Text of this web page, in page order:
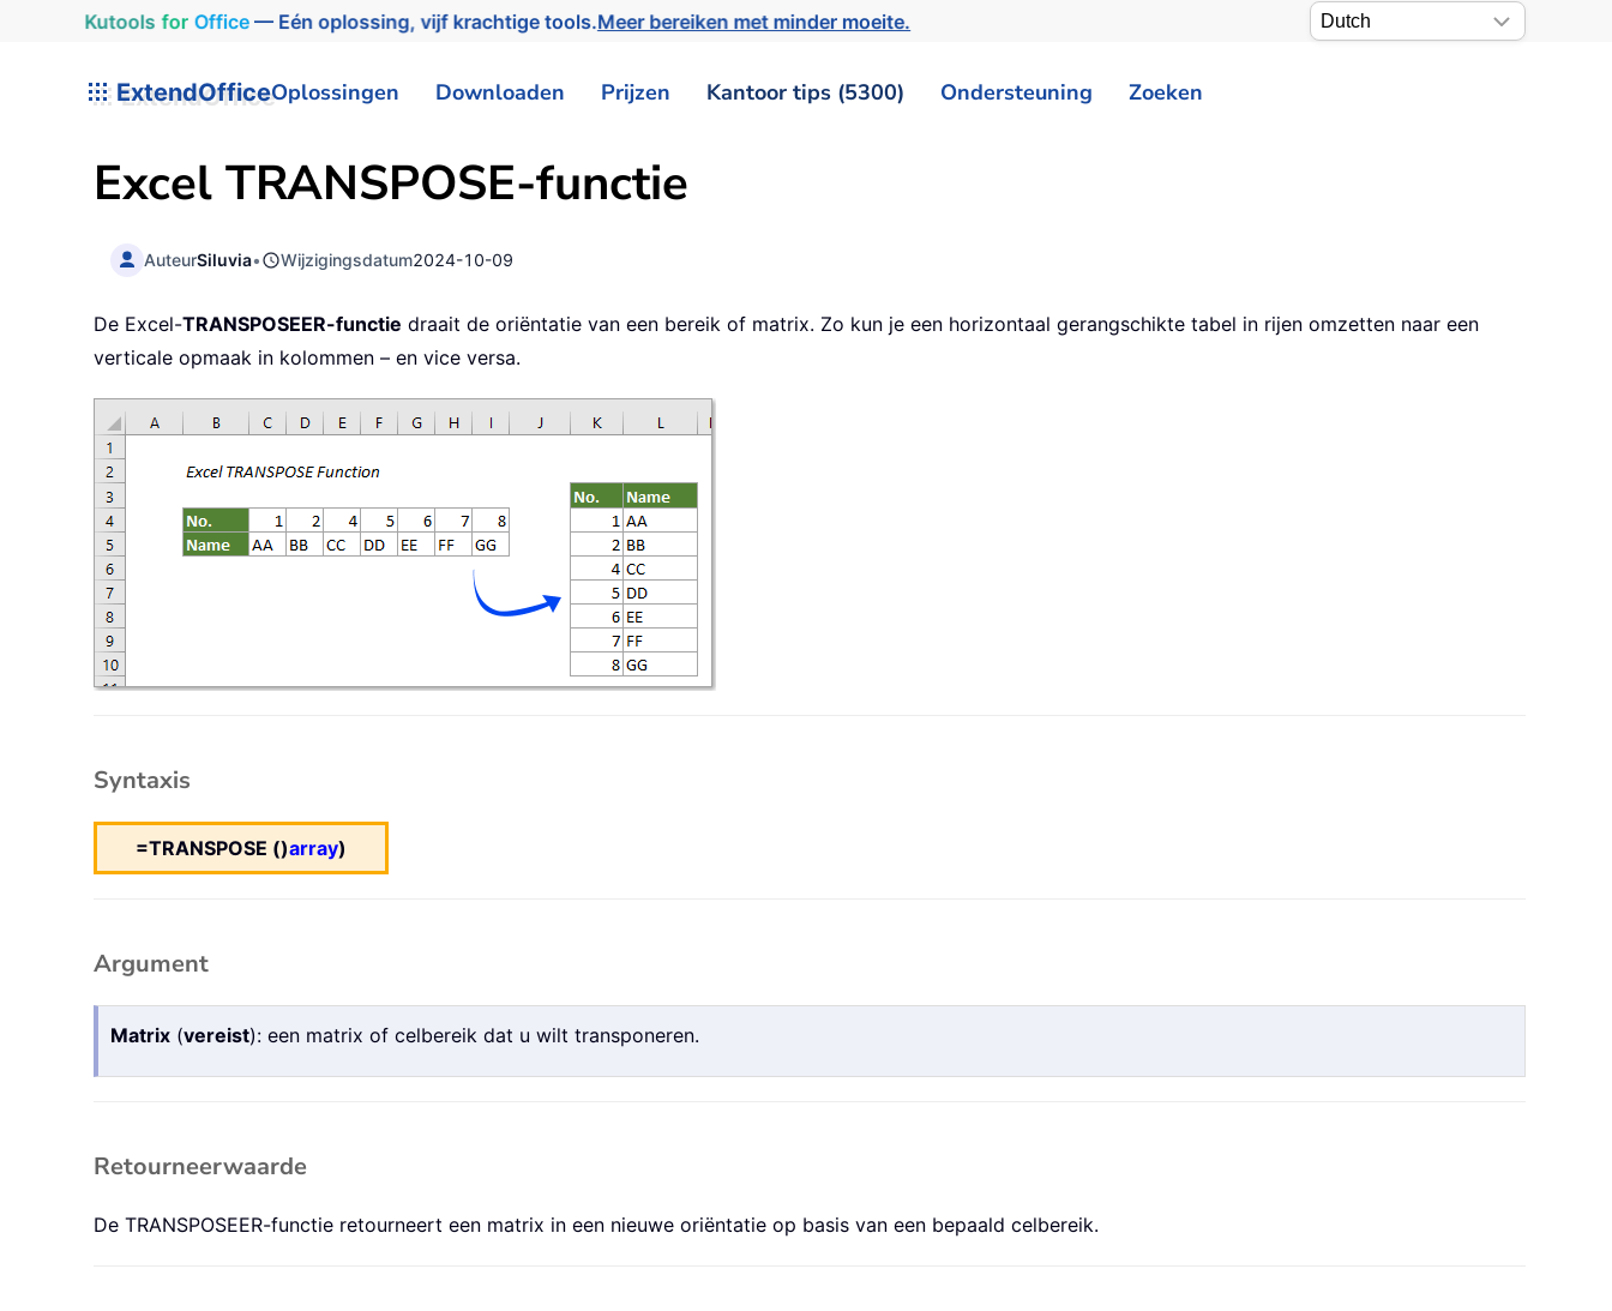
Kutools for Office— Eén oplossing, vijf krachtige tools.Meer bereiken met minder moeite.
ExtendOfficeOplossingen Downloaden Prijzen Kantoor tips (5300) Ondersteuning Zoeken
Excel TRANSPOSE-functie
AuteurSiluvia• Wijzigingsdatum2024-10-09
De Excel-TRANSPOSEER-functie draait de oriëntatie van een bereik of matrix. Zo kun je een horizontaal gerangschikte tabel in rijen omzetten naar een
verticale opmaak in kolommen – en vice versa.
Syntaxis
=TRANSPOSE ()array)
Argument
Matrix (vereist): een matrix of celbereik dat u wilt transponeren.
Retourneerwaarde
De TRANSPOSEER-functie retourneert een matrix in een nieuwe oriëntatie op basis van een bepaald celbereik.